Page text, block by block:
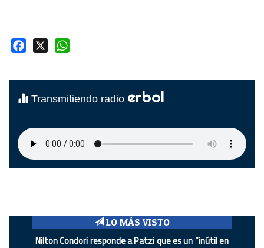
Facebook
Transmitiendo radio erbol
LO MÁS VISTO
Nilton Condori responde a Patzi que es un “inútil en